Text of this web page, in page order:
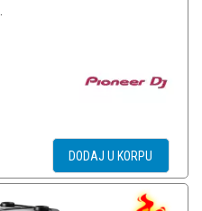
DODAJ U KORPU